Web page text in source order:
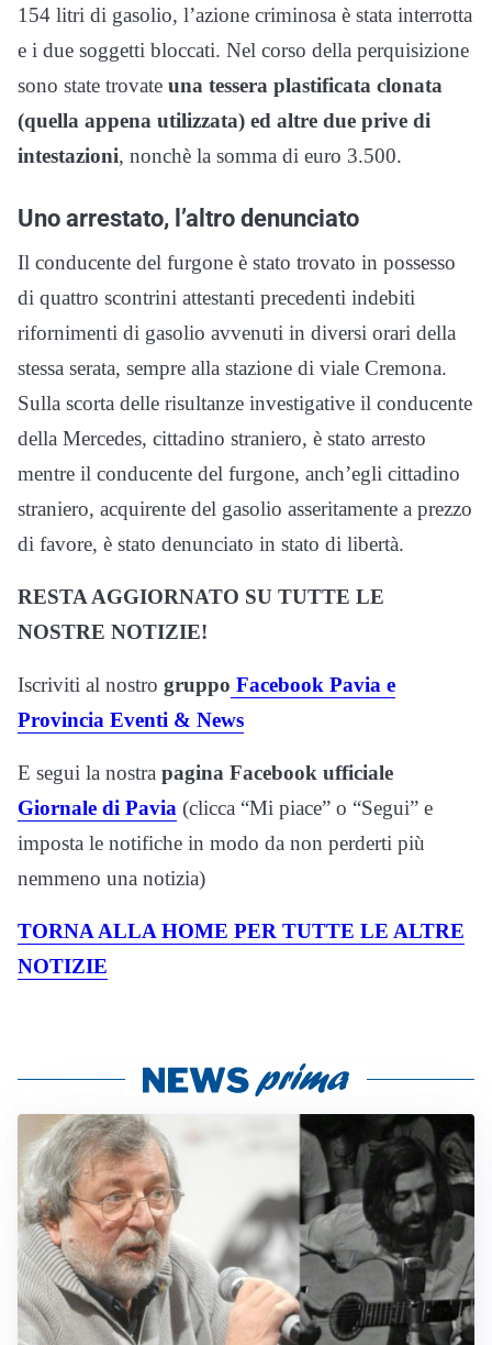
154 litri di gasolio, l’azione criminosa è stata interrotta
e i due soggetti bloccati. Nel corso della perquisizione
sono state trovate una tessera plastificata clonata
(quella appena utilizzata) ed altre due prive di
intestazioni, nonchè la somma di euro 3.500.
Uno arrestato, l’altro denunciato
Il conducente del furgone è stato trovato in possesso
di quattro scontrini attestanti precedenti indebiti
rifornimenti di gasolio avvenuti in diversi orari della
stessa serata, sempre alla stazione di viale Cremona.
Sulla scorta delle risultanze investigative il conducente
della Mercedes, cittadino straniero, è stato arresto
mentre il conducente del furgone, anch’egli cittadino
straniero, acquirente del gasolio asseritamente a prezzo
di favore, è stato denunciato in stato di libertà.
RESTA AGGIORNATO SU TUTTE LE
NOSTRE NOTIZIE!
Iscriviti al nostro gruppo Facebook Pavia e
Provincia Eventi & News
E segui la nostra pagina Facebook ufficiale
Giornale di Pavia (clicca “Mi piace” o “Segui” e
imposta le notifiche in modo da non perderti più
nemmeno una notizia)
TORNA ALLA HOME PER TUTTE LE ALTRE
NOTIZIE